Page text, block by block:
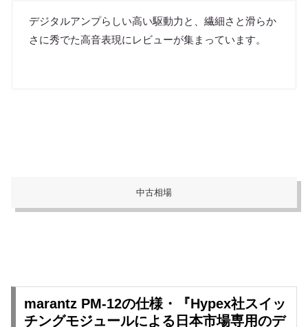
デジタルアンプらしい高い駆動力と、繊細さと滑らか
さに秀でた高音表現にレビューが集まっています。
中古相場
marantz PM-12の仕様・『Hypex社スイッ
チングモジュールによる日本市場専用のデ